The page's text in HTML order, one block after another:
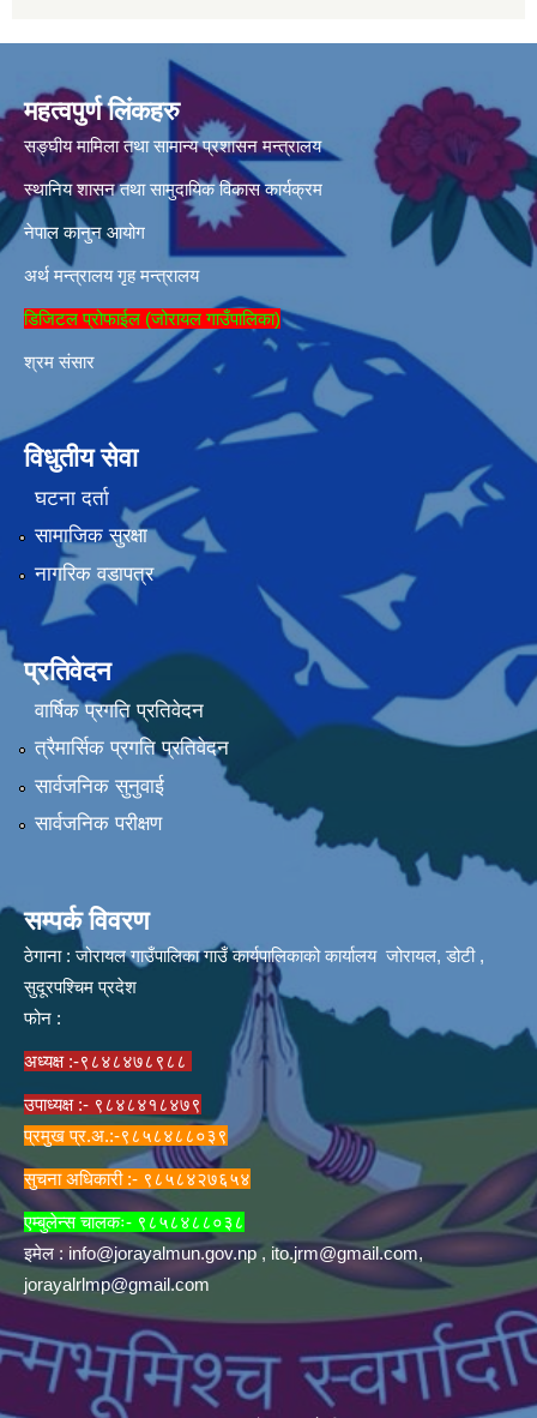
महत्वपुर्ण लिंकहरु
सङ्घीय मामिला तथा सामान्य प्रशासन मन्त्रालय
स्थानिय शासन तथा सामुदायिक विकास कार्यक्रम
नेपाल कानुन आयोग
अर्थ मन्त्रालय गृह मन्त्रालय
डिजिटल प्रोफाईल (जोरायल गाउँपालिका)
श्रम संसार
विधुतीय सेवा
घटना दर्ता
सामाजिक सुरक्षा
नागरिक वडापत्र
प्रतिवेदन
वार्षिक प्रगति प्रतिवेदन
त्रैमार्सिक प्रगति प्रतिवेदन
सार्वजनिक सुनुवाई
सार्वजनिक परीक्षण
सम्पर्क विवरण
ठेगाना : जोरायल गाउँपालिका गाउँ कार्यपालिकाको कार्यालय जोरायल, डोटी ,
सुदूरपश्चिम प्रदेश
फोन :
अध्यक्ष :-९८४८४७८९८८
उपाध्यक्ष :- ९८४८४१८४७९
प्रमुख प्र.अ.:-९८५८४८८०३९
सुचना अधिकारी :- ९८५८४२७६५४
एम्बुलेन्स चालकः- ९८५८४८८०३८
इमेल : info@jorayalmun.gov.np, ito.jrm@gmail.com,
jorayalrlmp@gmail.com